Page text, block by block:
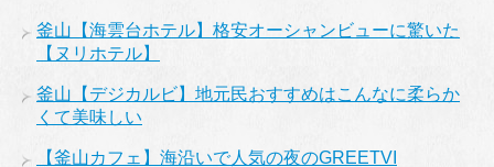
釜山【海雲台ホテル】格安オーシャンビューに驚いた
【ヌリホテル】
釜山【デジカルビ】地元民おすすめはこんなに柔らか
くて美味しい
【釜山カフェ】海沿いで人気の夜のGREETVI